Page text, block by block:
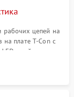
цепей на
на плате T-Con с
драйвера и